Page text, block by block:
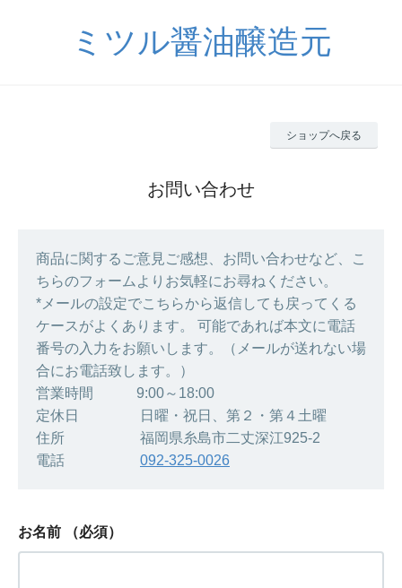
ミツル醤油醸造元
ショップへ戻る
お問い合わせ
商品に関するご意見ご感想、お問い合わせなど、こ
ちらのフォームよりお気軽にお尋ねください。
*メールの設定でこちらから返信しても戻ってくる
ケースがよくあります。 可能であれば本文に電話
番号の入力をお願いします。（メールが送れない場
合にお電話致します。）
営業時間 9:00～18:00
定休日 日曜・祝日、第２・第４土曜
住所 福岡県糸島市二丈深江925-2
電話 092-325-0026
お名前 （必須）